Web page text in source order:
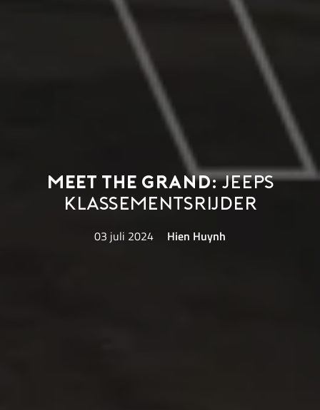
Meet The Grand:Jeeps
klassementsrijder
03 juli 2024 Hien Huynh